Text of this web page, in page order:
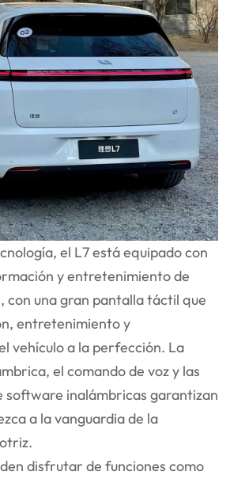
el L7 está equipado con
y entretenimiento de
con una gran pantalla táctil que
entretenimiento y
vehículo a la perfección. La
el comando de voz y las
software inalámbricas garantizan
a la vanguardia de la
disfrutar de funciones como